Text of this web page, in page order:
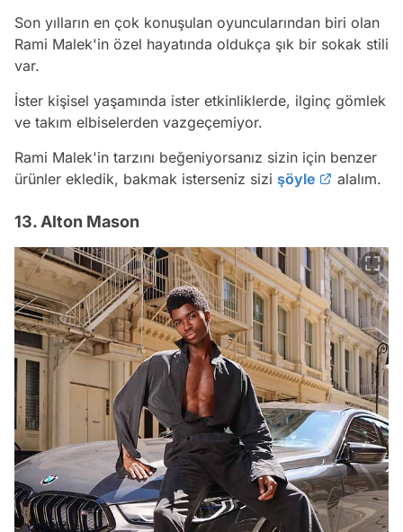
Son yılların en çok konuşulan oyuncularından biri olan
Rami Malek'in özel hayatında oldukça şık bir sokak stili
var.
İster kişisel yaşamında ister etkinliklerde, ilginç gömlek
ve takım elbiselerden vazgeçemiyor.
Rami Malek'in tarzını beğeniyorsanız sizin için benzer
ürünler ekledik, bakmak isterseniz sizi şöyle alalım.
13. Alton Mason